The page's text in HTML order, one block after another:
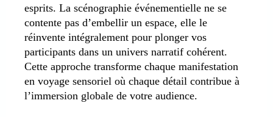
esprits. La scénographie événementielle ne se
contente pas d’embellir un espace, elle le
réinvente intégralement pour plonger vos
participants dans un univers narratif cohérent.
Cette approche transforme chaque manifestation
en voyage sensoriel où chaque détail contribue à
l’immersion globale de votre audience.